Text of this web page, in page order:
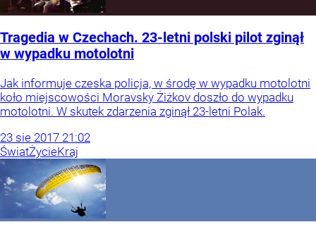
Tragedia w Czechach. 23-letni polski pilot zginął
w wypadku motolotni
Jak informuje czeska policja, w środę w wypadku motolotni
koło miejscowości Moravsky Żiżkov doszło do wypadku
motolotni. W skutek zdarzenia zginął 23-letni Polak.
23 sie 2017 21:02
ŚwiatŻycieKraj